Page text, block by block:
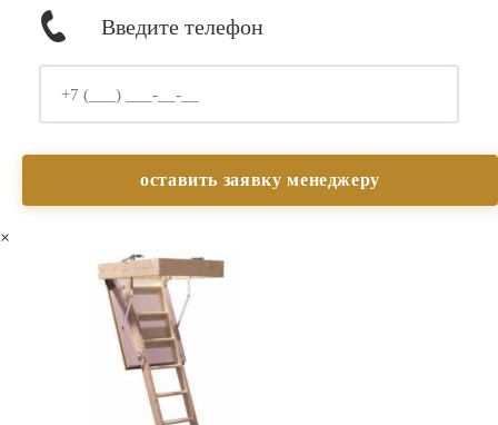
Введите телефон
×